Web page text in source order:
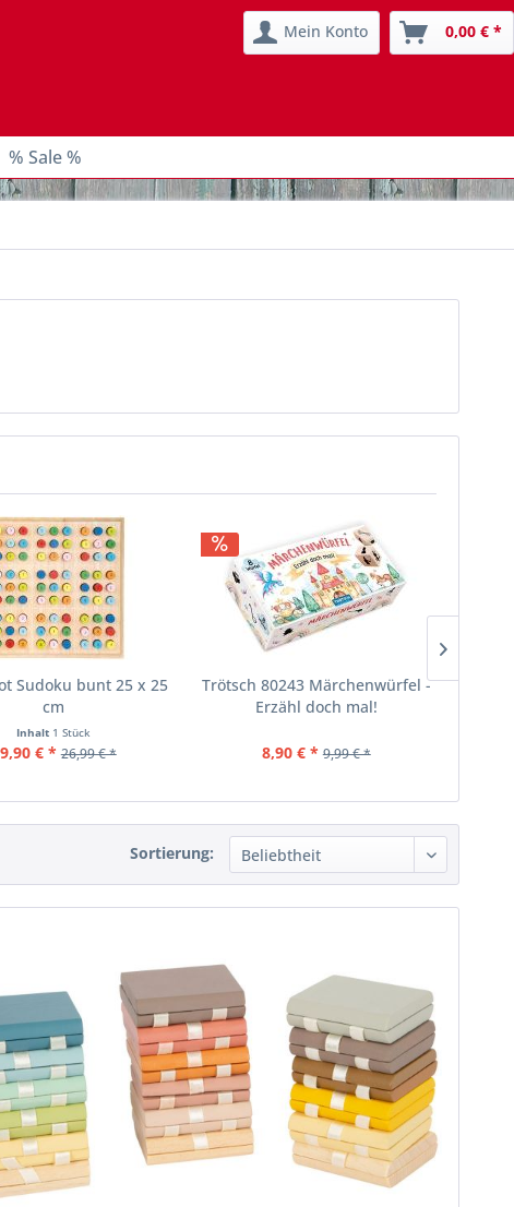
Mein Konto 0,00 € *
% Sale %
Sudoku bunt 25 x 25
cm
Inhalt 1 Stück
€ * 26,99 € *
Trötsch 80243 Märchenwürfel -
Erzähl doch mal!
8,90 € * 9,99 € *
Sortierung: